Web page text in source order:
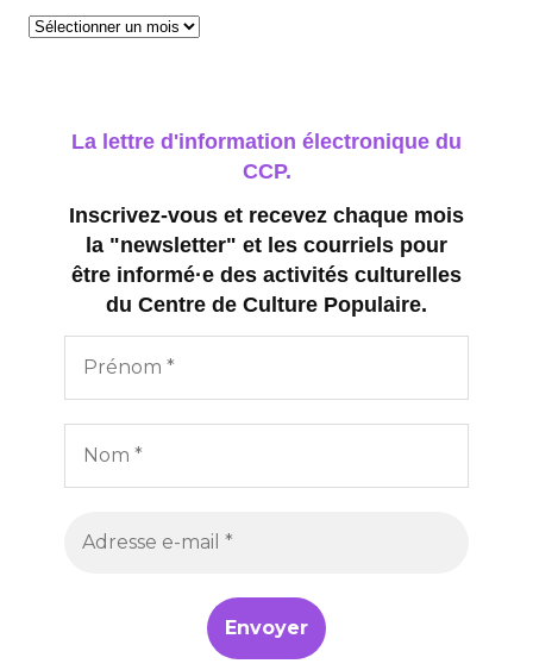
Archives
La lettre d'information électronique du
CCP.
Inscrivez-vous et recevez chaque mois
la "newsletter" et les courriels pour
être informé·e des activités culturelles
du Centre de Culture Populaire.